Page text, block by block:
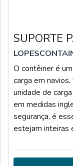
SUPORTE
O contêiner é
carga em
unidade de
em medidas
segurança, é
estejam inteiras
DIVERSOS